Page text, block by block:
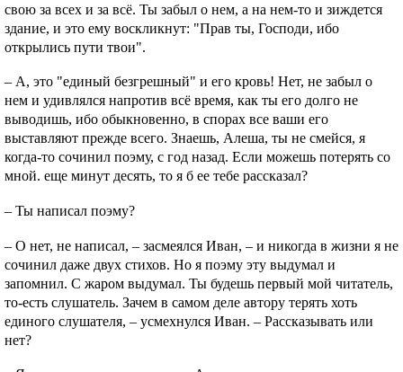
свою за всех и за всё. Ты забыл о нем, а на нем-то и зиждется
здание, и это ему воскликнут: "Прав ты, Господи, ибо
открылись пути твои".
– А, это "единый безгрешный" и его кровь! Нет, не забыл о
нем и удивлялся напротив всё время, как ты его долго не
выводишь, ибо обыкновенно, в спорах все ваши его
выставляют прежде всего. Знаешь, Алеша, ты не смейся, я
когда-то сочинил поэму, с год назад. Если можешь потерять со
мной. еще минут десять, то я б ее тебе рассказал?
– Ты написал поэму?
– О нет, не написал, – засмеялся Иван, – и никогда в жизни я не
сочинил даже двух стихов. Но я поэму эту выдумал и
запомнил. С жаром выдумал. Ты будешь первый мой читатель,
то-есть слушатель. Зачем в самом деле автору терять хоть
единого слушателя, – усмехнулся Иван. – Рассказывать или
нет?